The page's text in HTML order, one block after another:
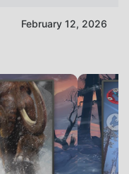
February 12, 2026